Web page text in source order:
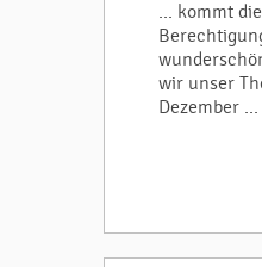
... kommt
wir unser
Dezember ...